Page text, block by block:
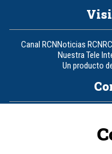
Canal RCNNoticias RCN
Nuestra Tele
Un producto